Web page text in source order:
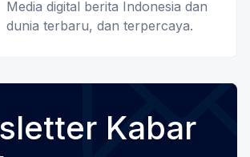
Media digital berita Indonesia dan
dunia terbaru, dan terpercaya.
Kabar